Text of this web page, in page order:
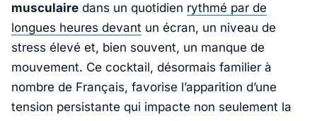
musculaire dans un quotidien rythmé par de
longues heures devant un écran, un niveau de
stress élevé et, bien souvent, un manque de
mouvement. Ce cocktail, désormais familier à
nombre de Français, favorise l’apparition d’une
tension persistante qui impacte non seulement la